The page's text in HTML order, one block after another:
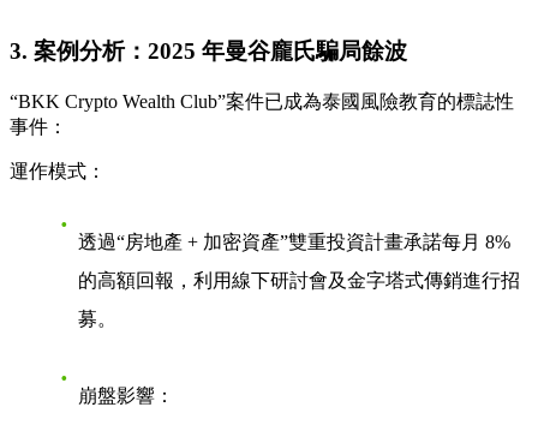
3. 案例分析：2025 年曼谷龐氏騙局餘波
“BKK Crypto Wealth Club”案件已成為泰國風險教育的標誌性
事件：
運作模式：
透過“房地產 + 加密資產”雙重投資計畫承諾每月 8%
的高額回報，利用線下研討會及金字塔式傳銷進行招
募。
崩盤影響 ：